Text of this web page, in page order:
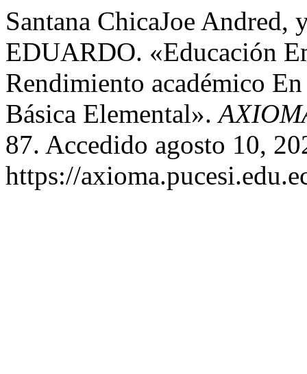
Santana ChicaJoe
EDUARDO. «Educación
Rendimiento académico
Básica Elemental».
87. Accedido agosto 10,
https://